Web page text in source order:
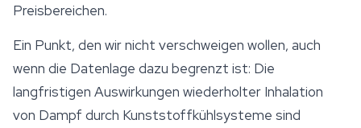
Preisbereichen.
Ein Punkt, den wir nicht verschweigen wollen, auch
wenn die Datenlage dazu begrenzt ist: Die
langfristigen Auswirkungen wiederholter Inhalation
von Dampf durch Kunststoffkühlsysteme sind